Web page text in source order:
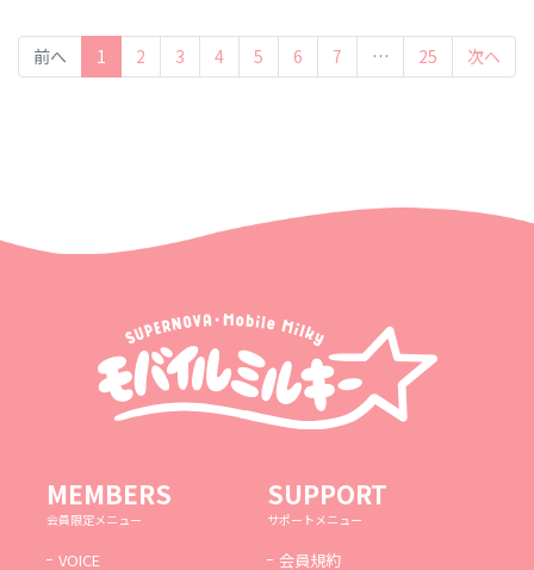
前へ 1 (current)
2 3 4 5 6 7 … 25 次へ
MEMBERS
会員限定メニュー
VOICE
SUPPORT
サポートメニュー
会員規約